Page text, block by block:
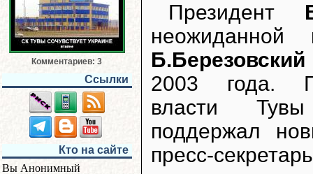
Комментариев: 3
Ссылки
Кто на сайте
Вы Анонимный
Президент
неожиданной
Б.Березовский
2003 года.
власти
поддержал
пресс-